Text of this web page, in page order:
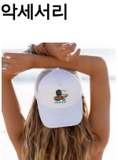
악세서리